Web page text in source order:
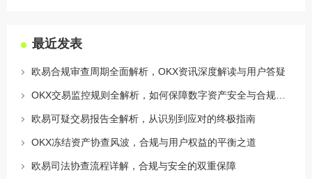
最近发表
欧易合规审查周期全面解析，OKX资讯深度解读与用户答疑
欧易可疑交易报告全解析，从识别到应对的终极指南
OKX冻结资产协查风波，合规与用户权益的平衡之道
欧易司法协查流程详解，合规与安全的双重保障